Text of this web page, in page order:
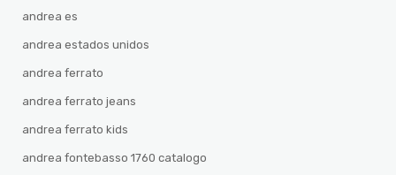
andrea es
andrea estados unidos
andrea ferrato
andrea ferrato jeans
andrea ferrato kids
andrea fontebasso 1760 catalogo